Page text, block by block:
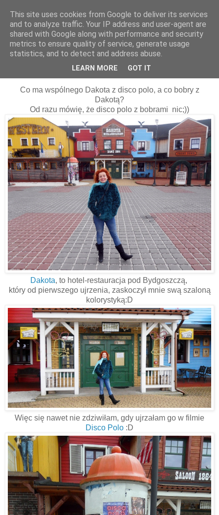
08 kwietnia 2015
Disco polo, Dakota i bobry... ;)
Co ma wspólnego Dakota z disco polo, a co bobry z
Dakotą?
Od razu mówię, że disco polo z bobrami nic;))
Dakota, to hotel-restauracja pod Bydgoszczą,
który od pierwszego ujrzenia, zaskoczył mnie swą szaloną
kolorystyką:D
Więc się nawet nie zdziwiłam, gdy ujrzałam go w filmie
Disco Polo :D
This site uses cookies from Google to deliver its services
and to analyze traffic. Your IP address and user-agent are
shared with Google along with performance and security
metrics to ensure quality of service, generate usage
statistics, and to detect and address abuse.
LEARN MORE GOT IT